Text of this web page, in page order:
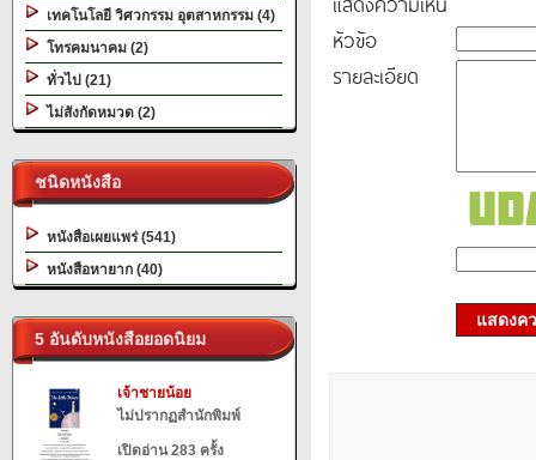
เทคโนโลยี วิศวกรรม อุตสาหกรรม (4)
โทรคมนาคม (2)
ทั่วไป (21)
ไม่สังกัดหมวด (2)
ชนิดหนังสือ
หนังสือเผยแพร่ (541)
หนังสือหายาก (40)
5 อันดับหนังสือยอดนิยม
เจ้าชายน้อย
ไม่ปรากฏสำนักพิมพ์
เปิดอ่าน 283 ครั้ง
หัวข้อ
รายละเอียด
แสดงค